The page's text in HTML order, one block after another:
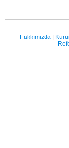
Hakkımızda |